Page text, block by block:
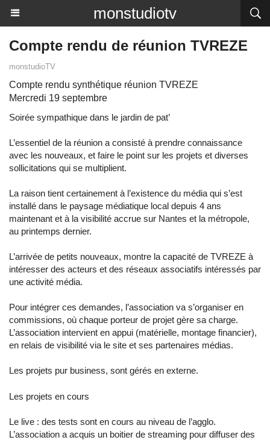
monstudiotv
Compte rendu de réunion TVREZE
monstudioTV
Compte rendu synthétique réunion TVREZE
Mercredi 19 septembre
Soirée sympathique dans le jardin de pat’
L’essentiel de la réunion a consisté à prendre connaissance
avec les nouveaux, et faire le point sur les projets et diverses
sollicitations qui se multiplient.
La raison tient certainement à l’existence du média qui s’est
installé dans le paysage médiatique local depuis 4 ans
maintenant et à la visibilité accrue sur Nantes et la métropole,
au printemps dernier.
L’arrivée de petits nouveaux, montre la capacité de TVREZE à
intéresser des acteurs et des réseaux associatifs intéressés par
une activité média.
Pour intégrer ces demandes, l’association va s’organiser en
commissions, où chaque porteur de projet gère sa charge.
L’association intervient en appui (matérielle, montage financier),
en relais de visibilité via le site et ses partenaires médias.
Les projets pur business, sont gérés en externe.
Les projets en cours
Le live : des tests sont en cours au niveau de l’agglo.
L’association a acquis un boitier de streaming pour diffuser des